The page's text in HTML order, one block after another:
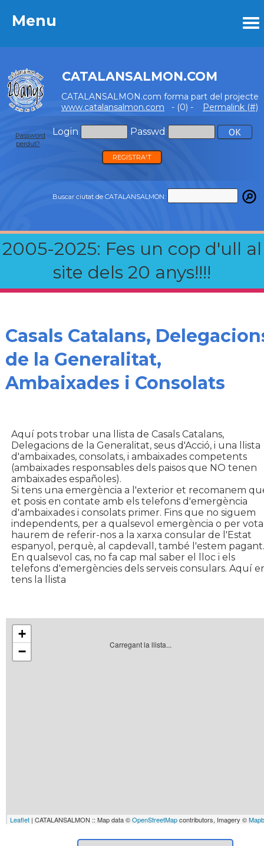
Menu
CATALANSALMON.COM
CATALANSALMON.com forma part del projecte
www.catalansalmon.com - (0) - Permalink (#)
Login Passwd
Password
perdut?
REGISTRA'T
Buscar ciutat de CATALANSALMON:
2005-2025: Fes un cop d'ull al
site dels 20 anys!!!!
Menu
Casals Catalans,
de la Generalitat,
Ambaixades i Consolats
Aquí pots trobar una llista de Casals Catalans,
Delegacions de la Generalitat, seus d'Acció, i una llista
d'ambaixades, consolats, i ambaixades competents
(ambaixades responsables dels paisos que NO tenen
ambaixades españoles).
Si tens una emergència a l'exterior et recomanem
et posis en contate amb els telefons d'emergència
d'ambaixades i consolats primer. Fins que no siguem
independents, per a qualsevol emergència o per
haurem de referir-nos a la xarxa consular de l'Estat
espanyol, perquè, al capdevall, també l'estem pagant.
En qualsevol cas, no fa cap mal saber el lloc i els
telefons d'emergències dels serveis consulars. Aquí
tens la llista
Carregant la llista...
+
−
Leaflet | CATALANSALMON :: Map data ©OpenStreetMapcontributors, Imagery ©